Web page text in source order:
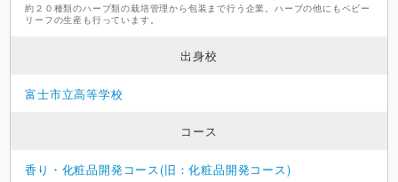
約２０種類のハーブ類の栽培管理から包装まで行う企業。ハーブの他にもベビー
リーフの生産も行っています。
出身校
富士市立高等学校
コース
香り・化粧品開発コース(旧：化粧品開発コース)